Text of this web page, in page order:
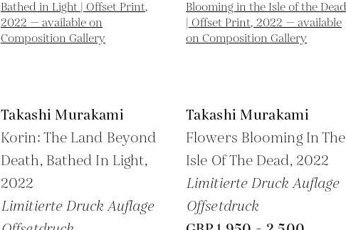
Takashi Murakami
Korin: The Land Beyond
Death, Bathed In Light,
2022
Limitierte Druck Auflage
Takashi Murakami
Flowers Blooming In The
Isle Of The Dead, 2022
Limitierte Druck Auflage
Offsetdruck